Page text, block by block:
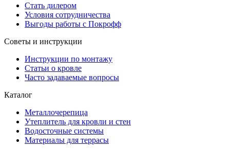
Стать дилером
Условия сотрудничества
Выгоды работы с Покрофф
Советы и инструкции
Инструкции по монтажу
Статьи о кровле
Часто задаваемые вопросы
Каталог
Металлочерепица
Утеплитель для кровли и стен
Водосточные системы
Материалы для террасы